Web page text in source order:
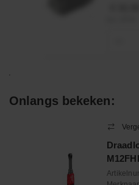
Onlangs bekeken: